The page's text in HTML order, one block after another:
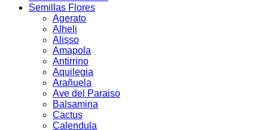
Semillas Flores
Agerato
Alheli
Alisso
Amapola
Antirrino
Aquilegia
Arañuela
Ave del Paraiso
Balsamina
Cactus
Calendula